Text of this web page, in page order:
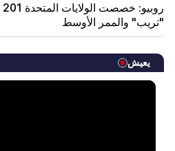
"تريب" والممر الأوسط
يعيش